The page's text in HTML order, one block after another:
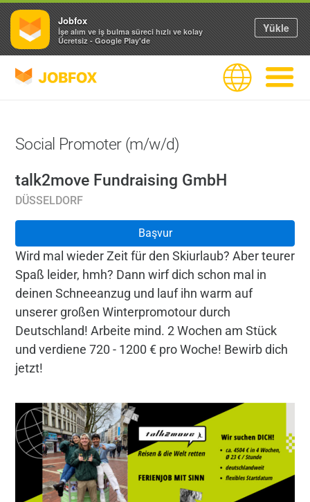
JOBFOX Dil
Social Promoter (m/w/d)
talk2move Fundraising GmbH
DÜSSELDORF
Başvur
Wird mal wieder Zeit für den Skiurlaub? Aber teurer
Spaß leider, hmh? Dann wirf dich schon mal in
deinen Schneeanzug und lauf ihn warm auf
unserer großen Winterpromotour durch
Deutschland! Arbeite mind. 2 Wochen am Stück
und verdiene 720 - 1200 € pro Woche! Bewirb dich
jetzt!
Jobfox
İşe alım ve iş bulma süreci hızlı ve kolay
Ücretsiz - Google Play'de
Yükle